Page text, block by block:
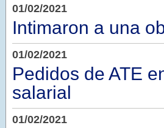
01/02/2021
Intimaron a una
01/02/2021
Pedidos de ATE
salarial
01/02/2021